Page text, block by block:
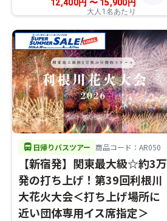
12,400円 〜15,900 円
大人1名あたり
directions_bus 日帰りバスツアー 商品コード：AR050
【新宿発】関東最大級☆約3万
発の打ち上げ！第39回利根川
大花火大会＜打ち上げ場所に
近い団体専用イス席指定＞